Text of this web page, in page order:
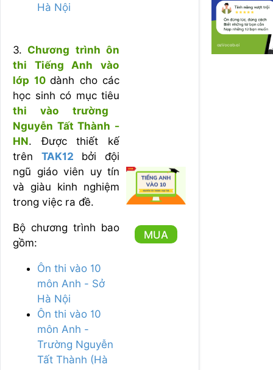
Hà Nội
3. Chương trình ôn
thi Tiếng Anh vào
lớp 10 dành cho các
học sinh có mục tiêu
thi vào trường
Nguyễn Tất Thành -
HN. Được thiết kế
trên TAK12
bởi đội
ngũ giáo viên uy tín
và giàu kinh nghiệm
trong việc ra đề.
Bộ chương trình bao
gồm:
Ôn thi vào 10
môn Anh - Sở
Hà Nội
Ôn thi vào 10
môn Anh -
Trường Nguyễn
Tất Thành (Hà
MUA